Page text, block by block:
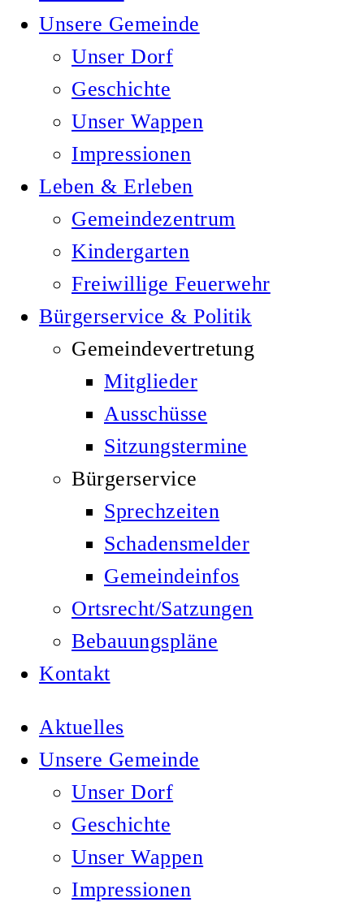
Unsere Gemeinde
Unser Dorf
Geschichte
Unser Wappen
Impressionen
Leben & Erleben
Gemeindezentrum
Kindergarten
Freiwillige Feuerwehr
Bürgerservice & Politik
Gemeindevertretung
Mitglieder
Ausschüsse
Sitzungstermine
Bürgerservice
Sprechzeiten
Schadensmelder
Gemeindeinfos
Ortsrecht/Satzungen
Bebauungspläne
Kontakt
Aktuelles
Unsere Gemeinde
Unser Dorf
Geschichte
Unser Wappen
Impressionen